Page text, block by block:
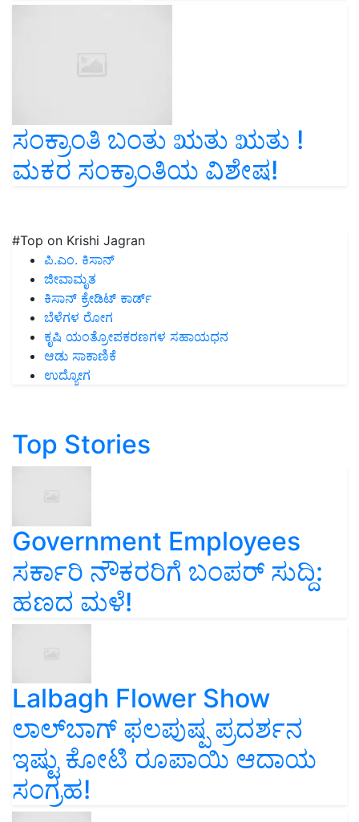
ಸಂಕ್ರಾಂತಿ ಬಂತು ಋತು ಋತು !
ಮಕರ ಸಂಕ್ರಾಂತಿಯ ವಿಶೇಷ!
#Top on Krishi Jagran
ಪಿ.ಎಂ. ಕಿಸಾನ್
ಜೀವಾಮೃತ
ಕಿಸಾನ್ ಕ್ರೇಡಿಟ್ ಕಾರ್ಡ್
ಬೆಳೆಗಳ ರೋಗ
ಕೃಷಿ ಯಂತ್ರೋಪಕರಣಗಳ ಸಹಾಯಧನ
ಆಡು ಸಾಕಾಣಿಕೆ
ಉದ್ಯೋಗ
Top Stories
Government Employees
ಸರ್ಕಾರಿ ನೌಕರರಿಗೆ ಬಂಪರ್‌ ಸುದ್ದಿ:
ಹಣದ ಮಳೆ!
Lalbagh Flower Show
ಲಾಲ್‌ಬಾಗ್ ಫಲಪುಷ್ಪ ಪ್ರದರ್ಶನ
ಇಷ್ಟು ಕೋಟಿ ರೂಪಾಯಿ ಆದಾಯ
ಸಂಗ್ರಹ!